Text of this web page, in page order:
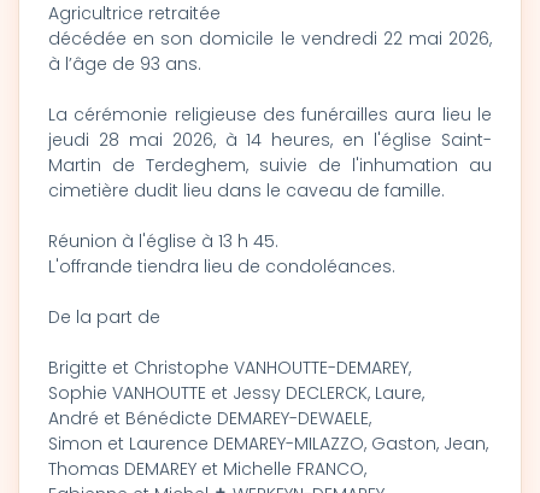
Agricultrice retraitée
décédée en son domicile le vendredi 22 mai 2026,
à l’âge de 93 ans.
La cérémonie religieuse des funérailles aura lieu le
jeudi 28 mai 2026, à 14 heures, en l'église Saint-
Martin de Terdeghem, suivie de l'inhumation au
cimetière dudit lieu dans le caveau de famille.
Réunion à l'église à 13 h 45.
L'offrande tiendra lieu de condoléances.
De la part de
Brigitte et Christophe VANHOUTTE-DEMAREY,
Sophie VANHOUTTE et Jessy DECLERCK, Laure,
André et Bénédicte DEMAREY-DEWAELE,
Simon et Laurence DEMAREY-MILAZZO, Gaston, Jean,
Thomas DEMAREY et Michelle FRANCO,